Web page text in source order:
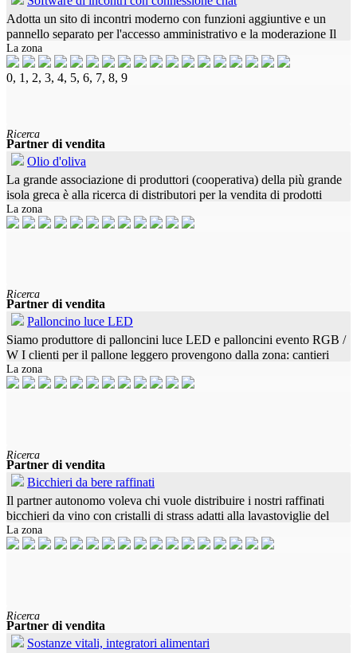
Adotta un sito di incontri moderno con funzioni aggiuntive e un
pannello separato per l'accesso amministrativo e la moderazione Il
software era completamente programmato, ma non era ancora in
La zona
0, 1, 2, 3, 4, 5, 6, 7, 8, 9
Ricerca
Partner di vendita
Olio d'oliva
La grande associazione di produttori (cooperativa) della più grande
isola greca è alla ricerca di distributori per la vendita di prodotti
olivicoltivi provenienti dalla propria azienda agricola,
La zona
Ricerca
Partner di vendita
Palloncino luce LED
Siamo produttore di palloncini luce LED e palloncini evento RGB /
W I clienti per il pallone leggero provengono dalla zona: cantieri
notturni, costruttori di gallerie, costruzione di strade,
La zona
Ricerca
Partner di vendita
Bicchieri da bere raffinati
Il partner autonomo voleva chi vuole distribuire i nostri raffinati
bicchieri da vino con cristalli di strass adatti alla lavastoviglie del
rispettivo paese. Progettato individualmente con logo di
La zona
Ricerca
Partner di vendita
Sostanze vitali, integratori alimentari